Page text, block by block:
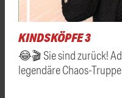
KINDSKÖPFE 3
😂🎬 Sie sind zurück!
legendäre Chaos-